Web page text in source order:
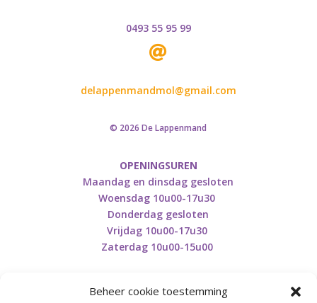
Beheer cookie toestemming
0493 55 95 99

delappenmandmol@gmail.com
© 2026 De Lappenmand
OPENINGSUREN
Maandag en dinsdag gesloten
Woensdag 10u00-17u30
Donderdag gesloten
Vrijdag 10u00-17u30
Zaterdag 10u00-15u00